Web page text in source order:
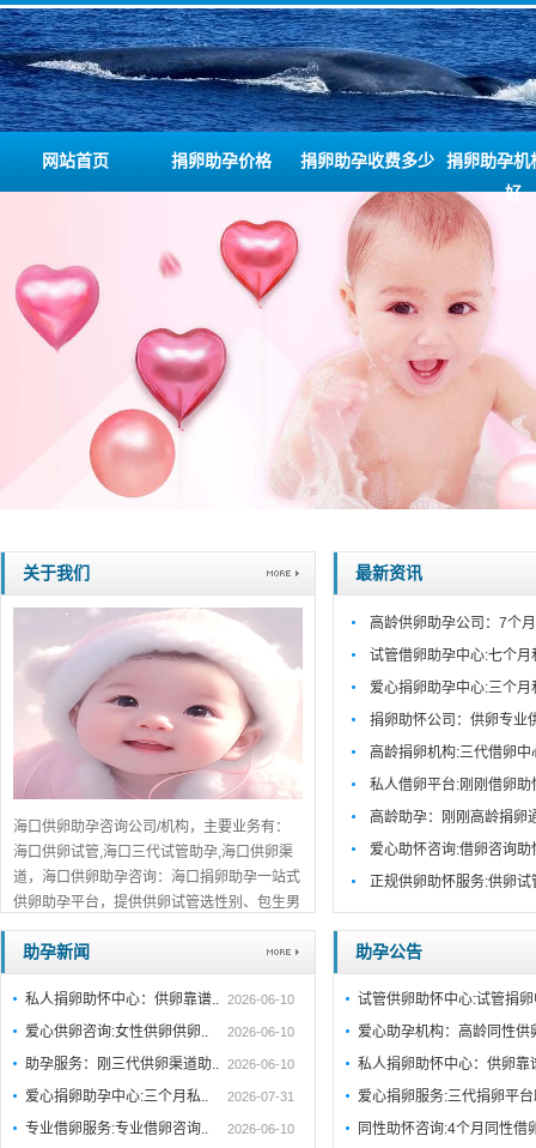
网站首页 捐卵助孕价格 捐卵助孕收费多少
捐卵助孕机
好
关于我们
海口供卵助孕咨询公司/机构，主要业务有：
海口供卵试管,海口三代试管助孕,海口供卵渠
道，海口供卵助孕咨询：海口捐卵助孕一站式
供卵助孕平台，提供供卵试管选性别、包生男
孩包成功服务，海口口碑推荐，免费在线咨
询！...详细>>。。。
最新资讯
高龄供卵助孕公司：7个
试管借卵助孕中心:七个
爱心捐卵助孕中心:三个
捐卵助怀公司：供卵专业
高龄捐卵机构:三代借卵
私人借卵平台:刚刚借卵
高龄助孕：刚刚高龄捐卵
爱心助怀咨询:借卵咨询
正规供卵助怀服务:供卵
助孕新闻
私人捐卵助怀中心：供卵靠谱.. 2026-06-10
爱心供卵咨询:女性供卵供卵.. 2026-06-10
助孕服务：刚三代供卵渠道助.. 2026-06-10
爱心捐卵助孕中心:三个月私.. 2026-07-31
专业借卵服务:专业借卵咨询.. 2026-06-10
助孕公告
试管供卵助怀中心:试管捐
爱心助孕机构：高龄同性
私人捐卵助怀中心：供卵
爱心捐卵服务:三代捐卵平
同性助怀咨询:4个月同性借